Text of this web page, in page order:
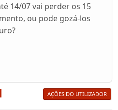
14/07 vai perder os 15
ou pode gozá-los
AÇÕES DO UTILIZADOR